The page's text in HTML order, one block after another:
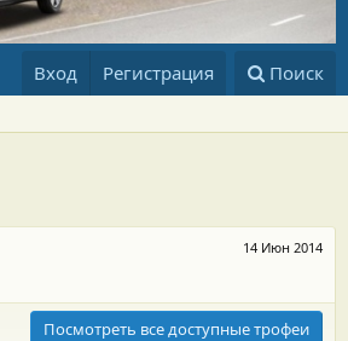
Вход Регистрация Поиск
14 Июн 2014
Посмотреть все доступные трофеи